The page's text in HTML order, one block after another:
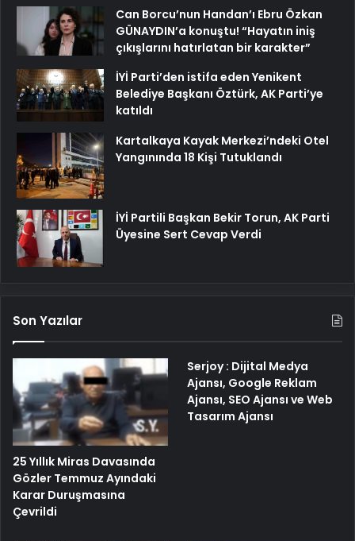
Can Borcu’nun Handan’ı Ebru Özkan
GÜNAYDIN’a konuştu! “Hayatın iniş
çıkışlarını hatırlatan bir karakter”
İYİ Parti’den istifa eden Yenikent
Belediye Başkanı Öztürk, AK Parti’ye
katıldı
Kartalkaya Kayak Merkezi’ndeki Otel
Yangınında 18 Kişi Tutuklandı
İYİ Partili Başkan Bekir Torun, AK Parti
Üyesine Sert Cevap Verdi
Son Yazılar
25 Yıllık Miras Davasında
Gözler Temmuz Ayındaki
Karar Duruşmasına
Çevrildi
Serjoy : Dijital Medya
Ajansı, Google Reklam
Ajansı, SEO Ajansı ve Web
Tasarım Ajansı